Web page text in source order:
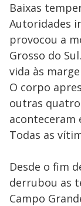
Baixas
Autoridades
provocou a
Grosso do
vida às
O corpo
outras
aconteceram
Todas as
Desde o fim
derrubou as
Campo